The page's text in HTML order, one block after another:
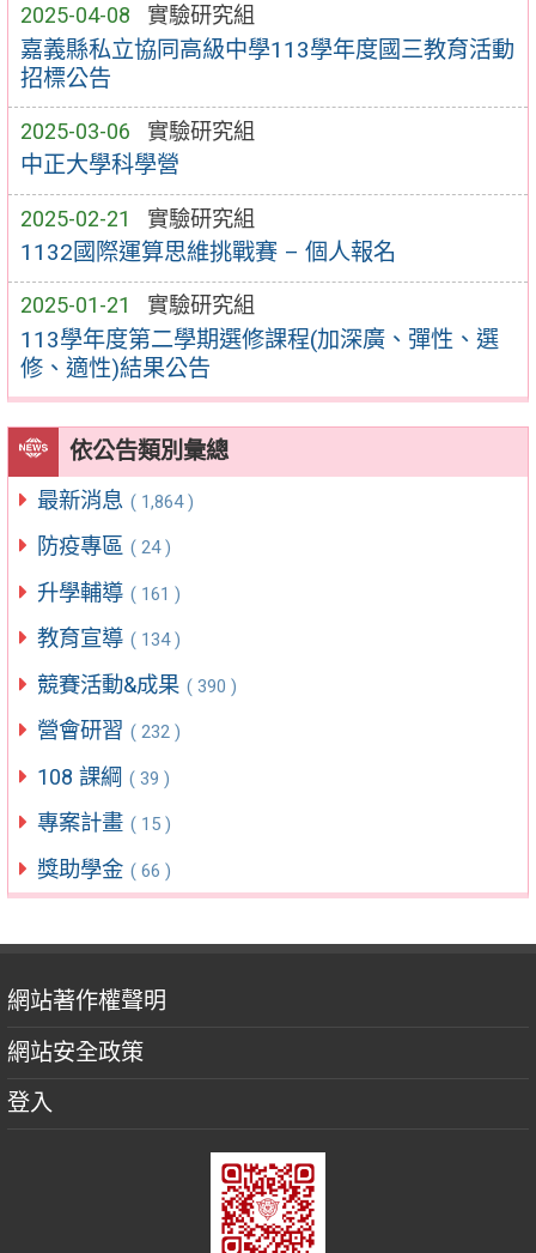
2025-04-08 實驗研究組
嘉義縣私立協同高級中學113學年度國三教育活動
招標公告
2025-03-06 實驗研究組
中正大學科學營
2025-02-21 實驗研究組
1132國際運算思維挑戰賽 – 個人報名
2025-01-21 實驗研究組
113學年度第二學期選修課程(加深廣、彈性、選
修、適性)結果公告
依公告類別彙總
最新消息 ( 1,864 )
防疫專區 ( 24 )
升學輔導 ( 161 )
教育宣導 ( 134 )
競賽活動&成果 ( 390 )
營會研習 ( 232 )
108 課綱 ( 39 )
專案計畫 ( 15 )
獎助學金 ( 66 )
網站著作權聲明
網站安全政策
登入